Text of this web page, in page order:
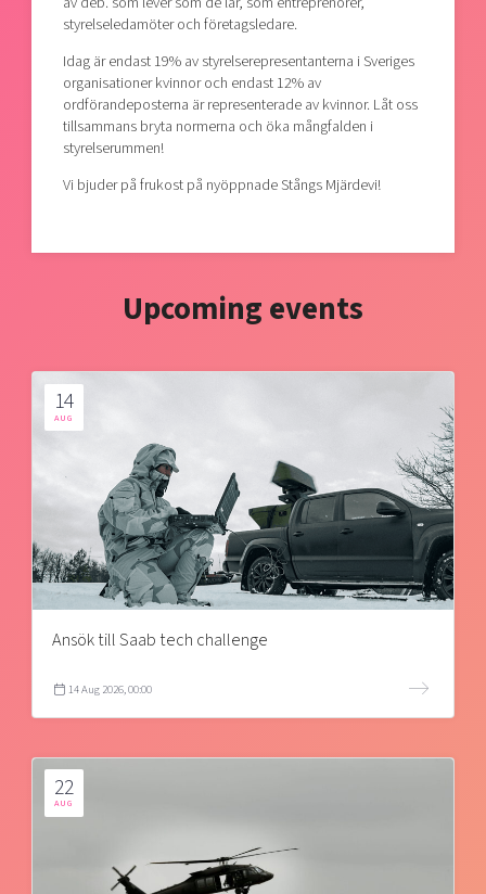
styrelseledamöter och företagsledare.
Idag är endast 19% av styrelserepresentanterna i Sveriges
organisationer kvinnor och endast 12% av
ordförandeposterna är representerade av kvinnor. Låt oss
tillsammans bryta normerna och öka mångfalden i
styrelserummen!
Vi bjuder på frukost på nyöppnade Stångs Mjärdevi!
Upcoming events
14
AUG
Ansök till Saab tech challenge
14 Aug 2026, 00:00
22
AUG